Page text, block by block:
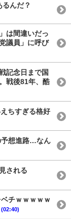
るんだ？
は間違いだっ
議員」に呼び
記念日まで国
戦後81年、酷
ちすぎる格好
予想進路…なん
される
チｗｗｗｗｗ
(02:40)